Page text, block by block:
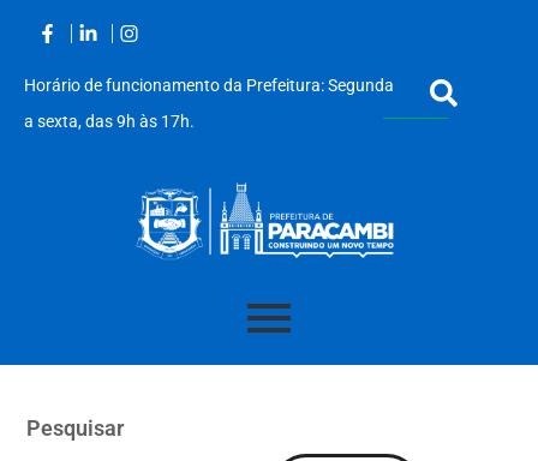
Horário de funcionamento da Prefeitura: Segunda
a sexta, das 9h às 17h.
o
Pesquisar